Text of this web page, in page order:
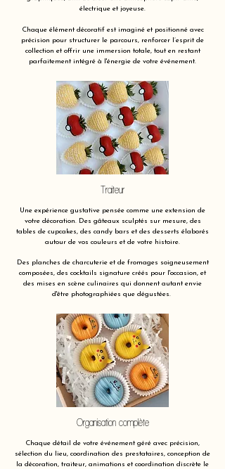
électrique et joyeuse.
Chaque élément décoratif est imaginé et positionné avec
précision pour structurer le parcours, renforcer l’esprit de
collection et offrir une immersion totale, tout en restant
parfaitement intégré à l'énergie de votre événement.
Traiteur
Une expérience gustative pensée comme une extension de
votre décoration. Des gâteaux sculptés sur mesure, des
tables de cupcakes, des candy bars et des desserts élaborés
autour de vos couleurs et de votre histoire.
Des planches de charcuterie et de fromages soigneusement
composées, des cocktails signature créés pour l'occasion, et
des mises en scène culinaires qui donnent autant envie
d'être photographiées que dégustées.
Organisation complète
Chaque détail de votre événement géré avec précision,
sélection du lieu, coordination des prestataires, conception de
la décoration, traiteur, animations et coordination discrète le